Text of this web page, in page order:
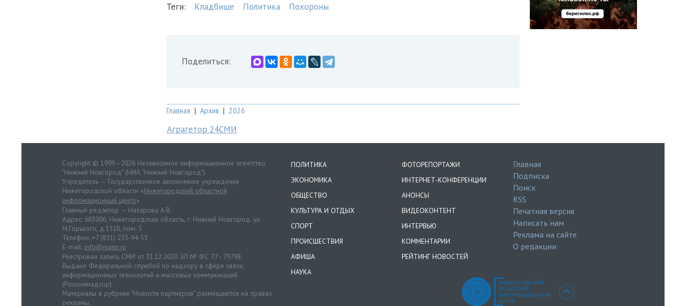
Теги: Кладбище Политика Похороны
Поделиться:
Главная | Архив | 2026
Аграгетор 24СМИ
Copyright © 1999—2026 Независимое информационное агентство
"Нижний Новгород" (НИА "Нижний Новгород")
Учредитель — Государственное автономное учреждение
Нижегородской области «Нижегородский областной
информационный центр»
Главный редактор — Назарова А.В.
Адрес: 603006, Нижегородская область, г. Нижний Новгород. ул.
М.Горького, д.151Б, пом. 5
Телефон: +7 (831) 233-94-53
E-mail: info@niann.ru
Реестровая запись СМИ от 31.12.2020 ЭЛ № ФС 77 - 79798.
Выдано Федеральной службой по надзору в сфере связи,
информационных технологий и массовых коммуникаций
(Роскомнадзор).
Материалы в рубрике "Новости партнеров" размещаются на правах
рекламы.
ПОЛИТИКА
ЭКОНОМИКА
ОБЩЕСТВО
КУЛЬТУРА И ОТДЫХ
СПОРТ
ПРОИСШЕСТВИЯ
АФИША
НАУКА
ФОТОРЕПОРТАЖИ
ИНТЕРНЕТ-КОНФЕРЕНЦИИ
АНОНСЫ
ВИДЕОКОНТЕНТ
ИНТЕРВЬЮ
КОММЕНТАРИИ
РЕЙТИНГ НОВОСТЕЙ
Главная
Подписка
Поиск
RSS
Печатная версия
Написать нам
Реклама на сайте
О редакции